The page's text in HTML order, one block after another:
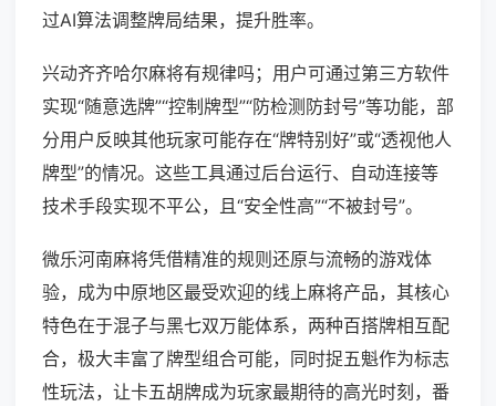
过AI算法调整牌局结果，提升胜率。
兴动齐齐哈尔麻将有规律吗；用户可通过第三方软件
实现“随意选牌”“控制牌型”“防检测防封号”等功能，部
分用户反映其他玩家可能存在“牌特别好”或“透视他人
牌型”的情况。这些工具通过后台运行、自动连接等
技术手段实现不平公，且“安全性高”“不被封号”。
微乐河南麻将凭借精准的规则还原与流畅的游戏体
验，成为中原地区最受欢迎的线上麻将产品，其核心
特色在于混子与黑七双万能体系，两种百搭牌相互配
合，极大丰富了牌型组合可能，同时捉五魁作为标志
性玩法，让卡五胡牌成为玩家最期待的高光时刻，番